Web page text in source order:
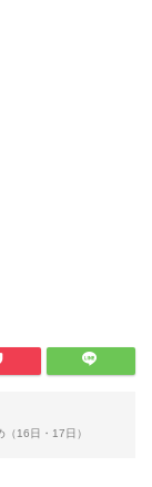
（16日・17日）